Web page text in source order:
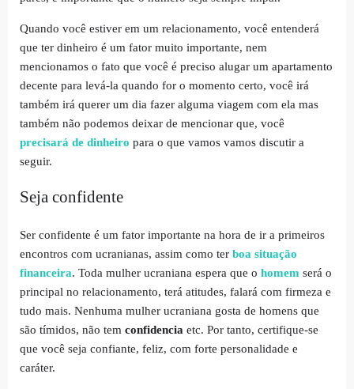
Quando você estiver em um relacionamento, você entenderá
que ter dinheiro é um fator muito importante, nem
mencionamos o fato que você é preciso alugar um apartamento
decente para levá-la quando for o momento certo, você irá
também irá querer um dia fazer alguma viagem com ela mas
também não podemos deixar de mencionar que, você
precisará de dinheiro para o que vamos vamos discutir a
seguir.
Seja confidente
Ser confidente é um fator importante na hora de ir a primeiros
encontros com ucranianas, assim como ter boa situação
financeira. Toda mulher ucraniana espera que o homem será o
principal no relacionamento, terá atitudes, falará com firmeza e
tudo mais. Nenhuma mulher ucraniana gosta de homens que
são tímidos, não tem confidencia etc. Por tanto, certifique-se
que você seja confiante, feliz, com forte personalidade e
caráter.